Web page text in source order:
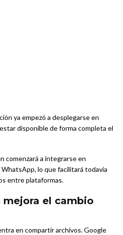
ya empezó a desplegarse en
disponible de forma completa el
comenzará a integrarse en
WhatsApp, lo que facilitará todavía
entre plataformas.
el cambio
en compartir archivos. Google